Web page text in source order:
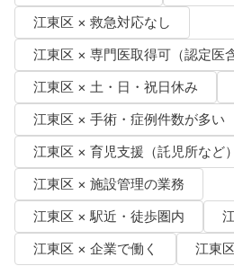
江東区 × 救急対応なし
江東区 × 専門医取得可（認定医
江東区 × 土・日・祝日休み
江東区 × 手術・症例件数が多い
江東区 × 育児支援（託児所など）
江東区 × 施設管理の業務
江東区 × 駅近・徒歩圏内
江東区 × 企業で働く
江東